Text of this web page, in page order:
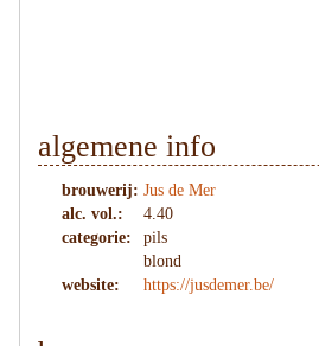
algemene info
brouwerij: Jus de Mer
alc. vol.:
4.40
categorie:
pils
blond
website:
https://jusdemer.be/